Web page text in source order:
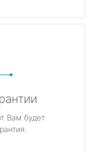
Вам будет